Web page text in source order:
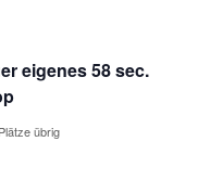
eigenes 58 sec.
übrig